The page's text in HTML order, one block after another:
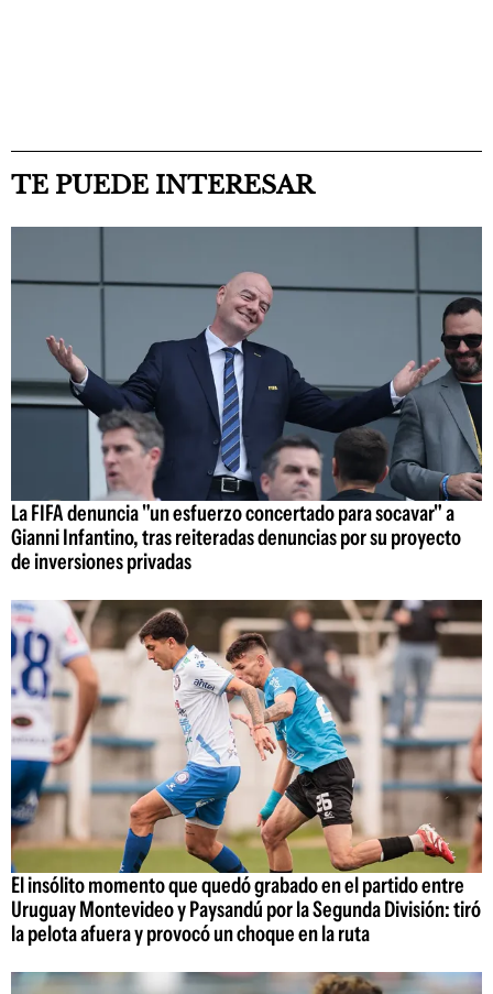
TE PUEDE INTERESAR
La FIFA denuncia "un esfuerzo concertado para socavar" a
Gianni Infantino, tras reiteradas denuncias por su proyecto
de inversiones privadas
El insólito momento que quedó grabado en el partido entre
Uruguay Montevideo y Paysandú por la Segunda División: tiró
la pelota afuera y provocó un choque en la ruta